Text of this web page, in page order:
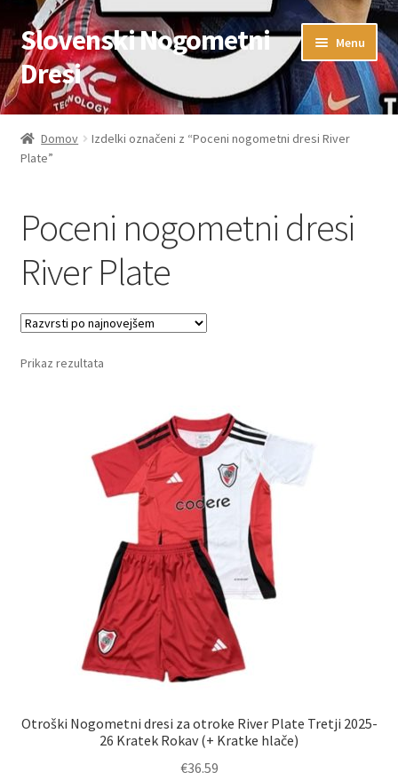
Skip
to
navigation
Skip
to
content
Slovenski Nogometni
Dresi
Menu
Domov
Blog
Zaključek nakupa
Domov
Izdelki označeni z “Poceni nogometni dresi River
Plate”
Poceni nogometni dresi
River Plate
Prikaz rezultata
Otroški Nogometni dresi za otroke River Plate Tretji 2025-
26 Kratek Rokav (+ Kratke hlače)
€36.59